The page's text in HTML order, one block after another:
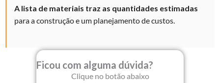
A lista de materiais traz as quantidades estimadas
para a construção e um planejamento de custos.
Ficou com alguma dúvida?
Clique no botão abaixo